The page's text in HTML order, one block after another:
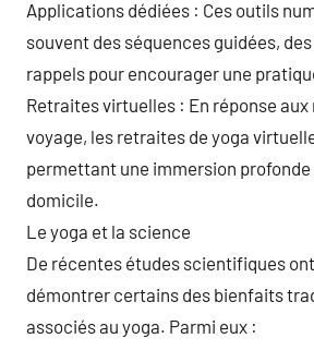
Applications dédiées : Ces outils
souvent des séquences guidées,
rappels pour encourager une
Retraites virtuelles : En réponse
voyage, les retraites de yoga
permettant une immersion
domicile.
Le yoga et la science
De récentes études scientifiques
démontrer certains des bienfaits
associés au yoga. Parmi eux :